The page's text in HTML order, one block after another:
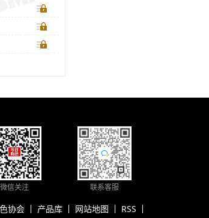
微信关注 联系客服
协会 产品库 网站地图 RSS